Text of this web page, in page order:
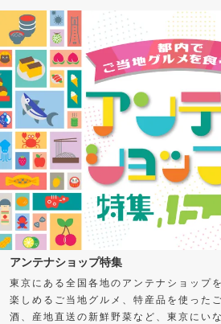
アンテナショップ特集
東京にある全国各地のアンテナショップ
楽しめるご当地グルメ、特産品を使った
酒、産地直送の新鮮野菜など、東京にい